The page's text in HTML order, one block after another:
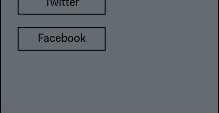
Twitter
Facebook